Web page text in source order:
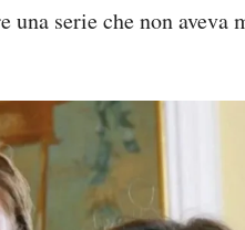
una serie che non